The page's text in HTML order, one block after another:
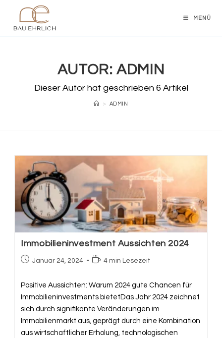
springen
MENÜ
AUTOR: ADMIN
Dieser Autor hat geschrieben 6 Artikel
> ADMIN
Immobilieninvestment Aussichten 2024
BeitragJanuar 24, 2024 Lesedauer:
4 min Lesezeit
Positive Aussichten: Warum 2024 gute Chancen für
Immobilieninvestments bietetDas Jahr 2024 zeichnet
sich durch signifikante Veränderungen im
Immobilienmarkt aus, geprägt durch eine Kombination
aus wirtschaftlicher Erholung, technologischen